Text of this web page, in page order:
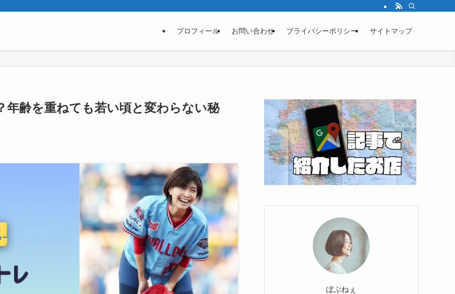
プロフィール お問い合わせ プライバシーポリシー サイトマップ
年齢を重ねても若い頃と変わらない秘
ぼぶねぇ